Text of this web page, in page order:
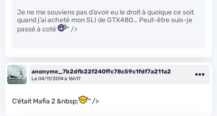
Je ne me souviens pas d’avoir eu le droit à quoique ce soit
quand j’ai acheté mon SLI de GTX480… Peut-être suis-je
passé à coté
" />
anonyme_7b2dfb22f240ffc78c59c1fdf7a211a2
Le 04/11/2014 à 16h17
C’était Mafia 2 &nbsp; " />